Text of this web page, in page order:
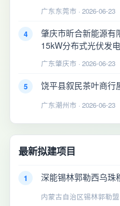
广东东莞市 · 2026-06-23
4
肇庆市昕合新能源有
15kW分布式光伏发
广东肇庆市 · 2026-06-23
5 饶平县叙民茶叶商行
广东潮州市 · 2026-06-23
最新拟建项目
1 深能锡林郭勒西乌珠
内蒙古自治区锡林郭勒盟